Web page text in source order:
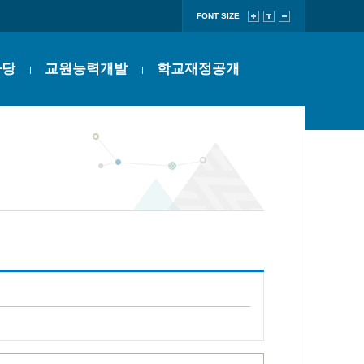
FONT SIZE
교원능력개발 학교재정공개